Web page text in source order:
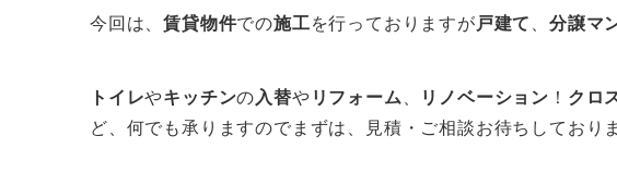
今回は、賃貸物件での施工を行っておりますが 戸建て 、分譲マ
トイレやキッチンの 入替や リフォーム リノベーション ！ クロ
ど、何でも承りますのでまずは、見積・ご相談お待ちしており